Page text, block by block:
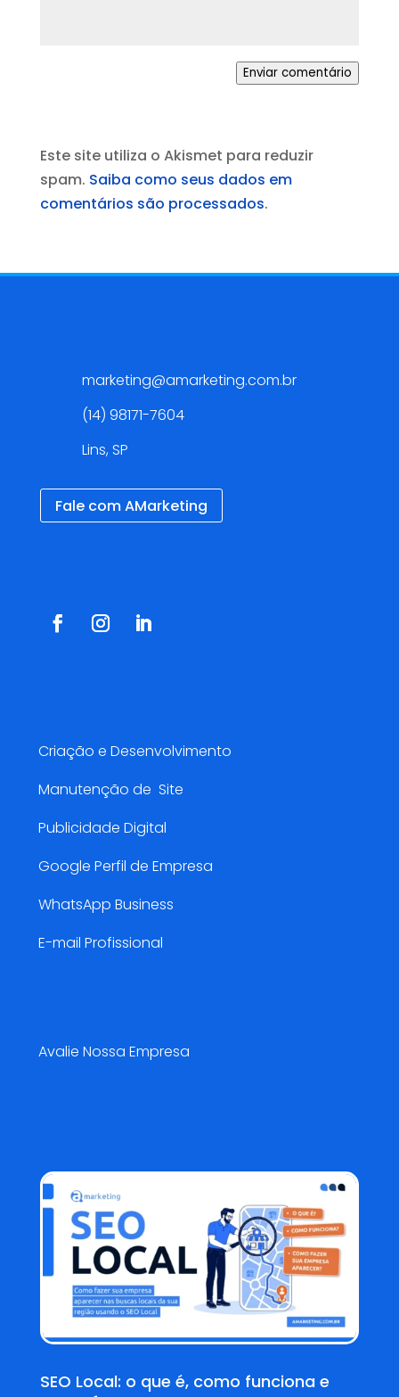
Enviar comentário
Este site utiliza o Akismet para reduzir
spam. Saiba como seus dados em
comentários são processados.
marketing@amarketing.com.br
(14) 98171-7604
Lins, SP
Fale com AMarketing
Criação e Desenvolvimento
Manutenção de Site
Publicidade Digital
Google Perfil de Empresa
WhatsApp Business
E-mail Profissional
Avalie Nossa Empresa
SEO Local: o que é, como funciona e